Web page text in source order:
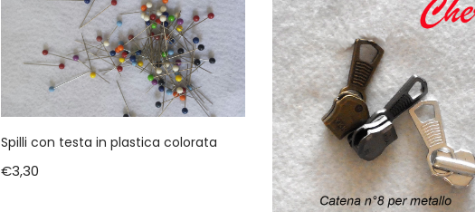
Spilli con testa in plastica colorata
€3,30